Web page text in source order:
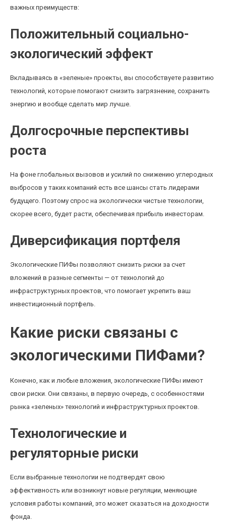
важных преимуществ:
Положительный социально-
экологический эффект
Вкладываясь в «зеленые» проекты, вы способствуете развитию
технологий, которые помогают снизить загрязнение, сохранить
энергию и вообще сделать мир лучше.
Долгосрочные перспективы
роста
На фоне глобальных вызовов и усилий по снижению углеродных
выбросов у таких компаний есть все шансы стать лидерами
будущего. Поэтому спрос на экологически чистые технологии,
скорее всего, будет расти, обеспечивая прибыль инвесторам.
Диверсификация портфеля
Экологические ПИФы позволяют снизить риски за счет
вложений в разные сегменты — от технологий до
инфраструктурных проектов, что помогает укрепить ваш
инвестиционный портфель.
Какие риски связаны с
экологическими ПИФами?
Конечно, как и любые вложения, экологические ПИФы имеют
свои риски. Они связаны, в первую очередь, с особенностями
рынка «зеленых» технологий и инфраструктурных проектов.
Технологические и
регуляторные риски
Если выбранные технологии не подтвердят свою
эффективность или возникнут новые регуляции, меняющие
условия работы компаний, это может сказаться на доходности
фонда.